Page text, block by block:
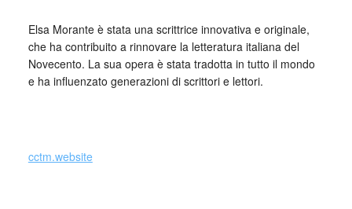
Elsa Morante è stata una scrittrice innovativa e originale,
che ha contribuito a rinnovare la letteratura italiana del
Novecento. La sua opera è stata tradotta in tutto il mondo
e ha influenzato generazioni di scrittori e lettori.
cctm.website